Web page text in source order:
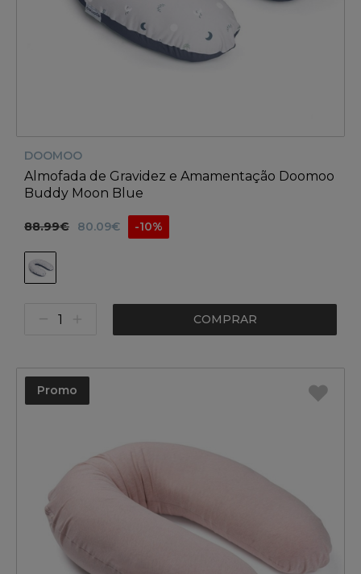
DOOMOO
Almofada de Gravidez e Amamentação Doomoo
Buddy Moon Blue
88.99€ 80.09€ -10%
COMPRAR
Promo